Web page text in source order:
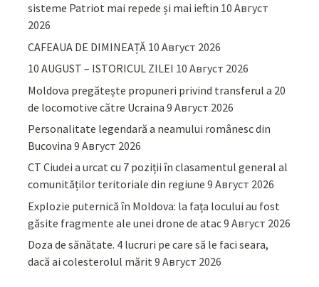
sisteme Patriot mai repede și mai ieftin 10 Август
2026
CAFEAUA DE DIMINEAȚĂ 10 Август 2026
10 AUGUST – ISTORICUL ZILEI 10 Август 2026
Moldova pregătește propuneri privind transferul a 20
de locomotive către Ucraina 9 Август 2026
Personalitate legendară a neamului românesc din
Bucovina 9 Август 2026
CT Ciudei a urcat cu 7 poziții în clasamentul general al
comunităților teritoriale din regiune 9 Август 2026
Explozie puternică în Moldova: la fața locului au fost
găsite fragmente ale unei drone de atac9 Август 2026
Doza de sănătate. 4 lucruri pe care să le faci seara,
dacă ai colesterolul mărit9 Август 2026